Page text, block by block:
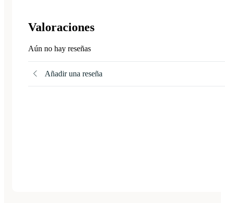
Valoraciones
Aún no hay reseñas
Añadir una reseña